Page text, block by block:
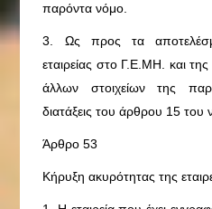
παρόντα νόμο.
3. Ως προς τα
εταιρείας στο Γ.Ε.ΜΗ. και
άλλων στοιχείων της
διατάξεις του άρθρου 15 του
Άρθρο 53
Κήρυξη ακυρότητας της